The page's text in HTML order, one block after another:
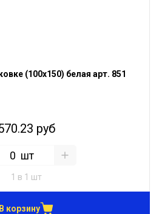
(100х150) белая арт. 851
руб
шт
1 в 1 шт
В корзину